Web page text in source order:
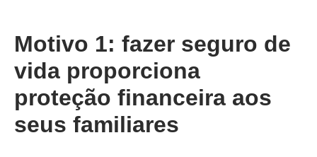
Motivo 1: fazer seguro de
vida proporciona
proteção financeira aos
seus familiares